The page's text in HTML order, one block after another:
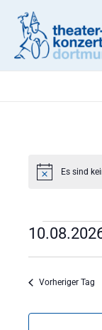
Inhalt
springen
HinweisEs sind
Vorheriger Tag